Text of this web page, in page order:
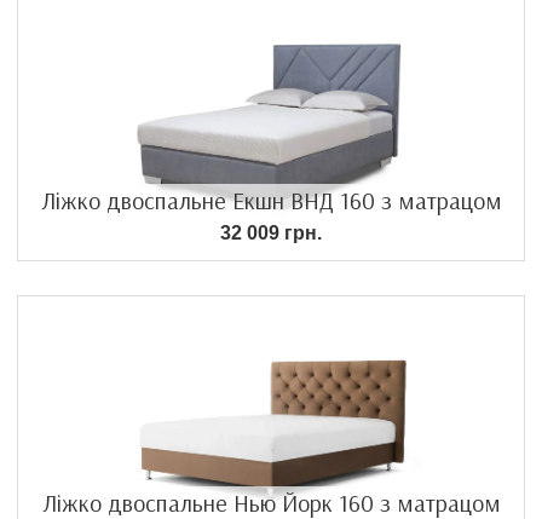
Ліжко двоспальне Екшн ВНД 160 з матрацом
32 009 грн.
Ліжко двоспальне Нью Йорк 160 з матрацом